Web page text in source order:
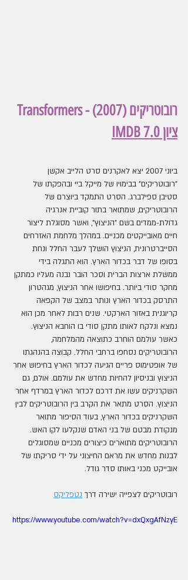
Transformers - (2007) רובוטריקים
ציון IMDB 7.0
ביוני 2007 יצא לאקרנים סרט הלייב אקשן
"רובוטריקים" בבימויו של מייקל ביי ובהפקתו של
סטיבן ספילברג. הסרט התמקד ביוצרם של
הרובוטריקים, שמתואר בתור קוביית אנרגיה
גדולת-ממדים בשם "הניצוץ", ואשר מסוגלת ליצור
חיים מאובייקטים מכניים. במהלך מלחמת האזרחים
הסייברטרונית, הניצוץ הושלך לעבר החלל ונחת
בסופו של דבר בכדור הארץ. הוא התגלה בידי
ממשלת ארצות הברית וסכר הובר נבנה מעליו כמתקן
מחקר סודי ביותר. בחיפושו אחר הניצוץ, מגהטרון
התרסק בכדור הארץ ונותר במצב של הקפאה
קריוגנית באזור הארקטי. שנים רבות לאחר מכן הוא
נמצא ונלקח לאותו מתקן סודי בו הוחבא הניצוץ.
כאשר עולמם הוחרב כתוצאה מהמלחמה,
הרובוטריקים נסחפו ברחבי החלל. קבוצה בהנהגתו
של אופטימוס פריים הגיעה לכדור הארץ בחיפוש אחר
הניצוץ ובניסיון להחיות מחדש את עולמם. אולם, גם
השקרניקים עשו את דרכם לכדור הארץ במרדף אחר
הניצוץ. הסרט מתאר את הקרב בין הרובוטריקים לבין
השקרניקים בכדור הארץ, בעוד הסיפור מתואר
מנקודת מבטם של בני האדם שנקלעו לקו האש.
הרובוטריקים מתוארים כיצורים מכניים שמסוגלים
לבנות מחדש את מראם החיצוני על ידי סריקתו של
אובייקט מכני באותו סדר גודל.
רובוטריקים לצפייה ישירה דרך נטפליקס
https://www.youtube.com/watch?v=dxQxgAfNzyE